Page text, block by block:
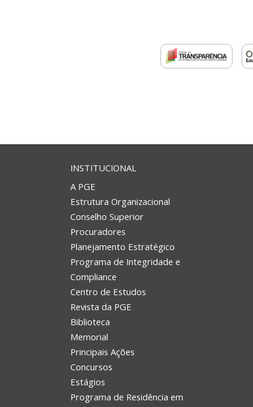
INSTITUCIONAL
A PGE
Estrutura Organizacional
Conselho Superior
Procuradores
Planejamento Estratégico
Programa de Integridade e
Compliance
Centro de Estudos
Revista da PGE
Biblioteca
Memorial
Principais Ações
Concursos
Estágios
Programa de Residência em